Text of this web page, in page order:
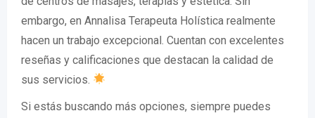
embargo, en Annalisa Terapeuta Holística realmente
hacen un trabajo excepcional. Cuentan con excelentes
reseñas y calificaciones que destacan la calidad de
sus servicios.
Si estás buscando más opciones, siempre puedes